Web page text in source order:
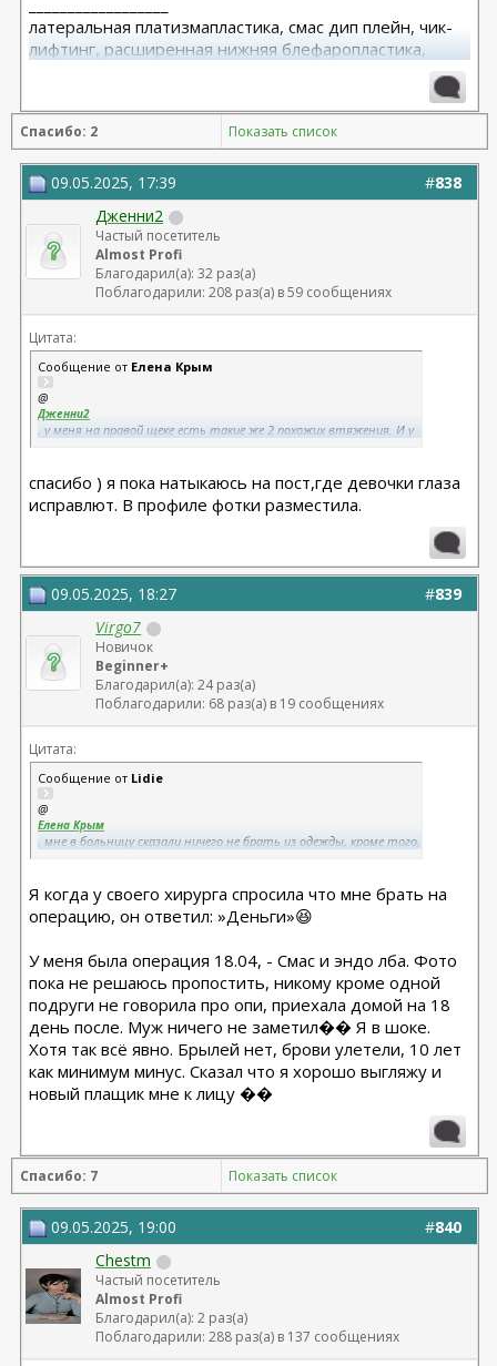
латеральная платизмапластика, смас дип плейн, чик-
лифтинг, расширенная нижняя блефаропластика,
височный лифтинг 04.25 Тегай Р.А. риносептопластика
Спасибо: 2 Показать список
#838
09.05.2025, 17:39
Дженни2
Частый посетитель
Almost Profi
Благодарил(а): 32 раз(а)
Поблагодарили: 208 раз(а) в 59 сообщениях
Цитата:
Сообщение от Елена Крым
@
Дженни2
, у меня на правой щеке есть такие же 2 похожих втяжения. И у
тут масса примеров и полезной информации, и увидите, что
это со временем проходит...
спасибо ) я пока натыкаюсь на пост,где девочки глаза
исправлют. В профиле фотки разместила.
#839
09.05.2025, 18:27
Virgo7
Новичок
Beginner+
Благодарил(а): 24 раз(а)
Поблагодарили: 68 раз(а) в 19 сообщениях
Цитата:
Сообщение от Lidie
@
Елена Крым
, мне в больницу сказали ничего не брать из одежды, кроме того,
Елена Крым
, у меня нет проблемы в чем спать - в компрессионке
Я когда у своего хирурга спросила что мне брать на
операцию, он ответил: »Деньги»😆
У меня была операция 18.04, - Смас и эндо лба. Фото
пока не решаюсь пропостить, никому кроме одной
подруги не говорила про опи, приехала домой на 18
день после. Муж ничего не заметил�� Я в шоке.
Хотя так всё явно. Брылей нет, брови улетели, 10 лет
как минимум минус. Сказал что я хорошо выгляжу и
новый плащик мне к лицу ��
Спасибо: 7 Показать список
#840
09.05.2025, 19:00
Chestm
Частый посетитель
Almost Profi
Благодарил(а): 2 раз(а)
Поблагодарили: 288 раз(а) в 137 сообщениях